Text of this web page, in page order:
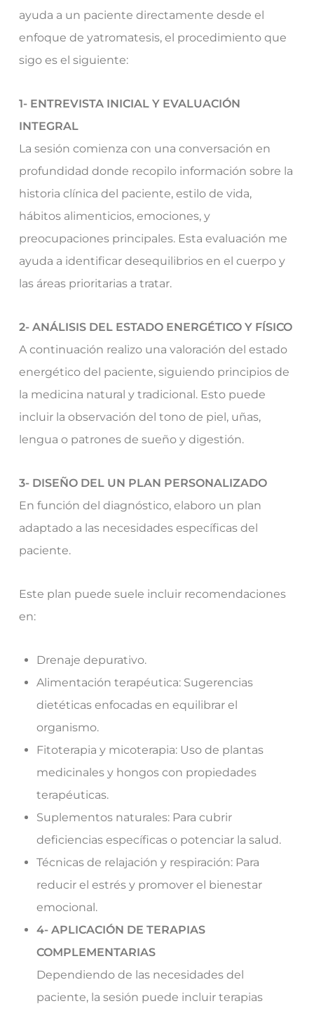
ayuda a un paciente directamente desde el
enfoque de yatromatesis, el procedimiento que
sigo es el siguiente:
1- ENTREVISTA INICIAL Y EVALUACIÓN
INTEGRAL
La sesión comienza con una conversación en
profundidad donde recopilo información sobre la
historia clínica del paciente, estilo de vida,
hábitos alimenticios, emociones, y
preocupaciones principales. Esta evaluación me
ayuda a identificar desequilibrios en el cuerpo y
las áreas prioritarias a tratar.
2- ANÁLISIS DEL ESTADO ENERGÉTICO Y FÍSICO
A continuación realizo una valoración del estado
energético del paciente, siguiendo principios de
la medicina natural y tradicional. Esto puede
incluir la observación del tono de piel, uñas,
lengua o patrones de sueño y digestión.
3- DISEÑO DEL UN PLAN PERSONALIZADO
En función del diagnóstico, elaboro un plan
adaptado a las necesidades específicas del
paciente.
Este plan puede suele incluir recomendaciones
en:
Drenaje depurativo.
Alimentación terapéutica: Sugerencias
dietéticas enfocadas en equilibrar el
organismo.
Fitoterapia y micoterapia: Uso de plantas
medicinales y hongos con propiedades
terapéuticas.
Suplementos naturales: Para cubrir
deficiencias específicas o potenciar la salud.
Técnicas de relajación y respiración: Para
reducir el estrés y promover el bienestar
emocional.
4- APLICACIÓN DE TERAPIAS
COMPLEMENTARIAS
Dependiendo de las necesidades del
paciente, la sesión puede incluir terapias